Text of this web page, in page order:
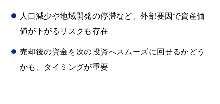
人口減少や地域開発の停滞など、外部要因で資産価
値が下がるリスクも存在
売却後の資金を次の投資へスムーズに回せるかどう
かも、タイミングが重要